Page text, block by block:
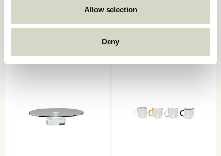
Allow selection
Deny
62,00kr.
Fuyu Tallerken Medium
Tekstureret
48,00kr.